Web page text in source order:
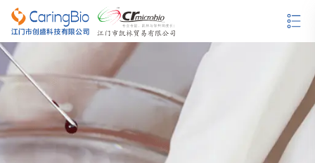
哥伦比亚血琼脂培养基
沙保弱（罗）琼脂培养基